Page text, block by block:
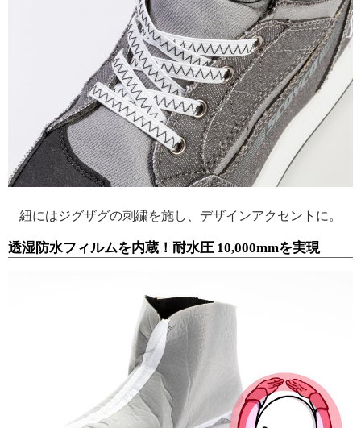
紐にはジグザグの刺繍を施し、デザインアクセントに。
透湿防水フィルムを内蔵！耐水圧 10,000mmを実現